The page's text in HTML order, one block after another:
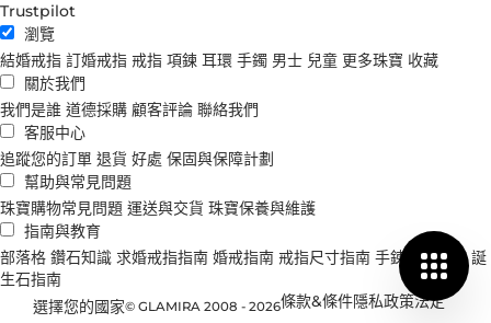
Trustpilot
瀏覽
結婚戒指 訂婚戒指 戒指 項鍊 耳環 手鐲 男士 兒童 更多珠寶 收藏
關於我們
我們是誰 道德採購 顧客評論 聯絡我們
客服中心
追蹤您的訂單 退貨 好處 保固與保障計劃
幫助與常見問題
珠寶購物常見問題 運送與交貨 珠寶保養與維護
指南與教育
部落格 鑽石知識 求婚戒指指南 婚戒指南 戒指尺寸指南 手鍊尺寸指南 誕
生石指南
選擇您的國家© GLAMIRA 2008 - 2026條款&條件隱私政策法定